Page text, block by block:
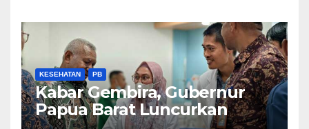
KESEHATAN PB
Kabar Gembira, Gubernur
Papua Barat Luncurkan